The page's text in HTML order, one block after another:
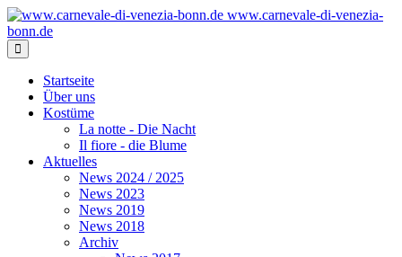
www.carnevale-di-venezia-
bonn.de
Startseite
Über uns
Kostüme
La notte - Die Nacht
Il fiore - die Blume
Aktuelles
News 2024 / 2025
News 2023
News 2019
News 2018
Archiv